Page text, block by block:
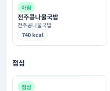
아침
전주콩나물국밥
전주콩나물국밥
740 kcal
점심
점심